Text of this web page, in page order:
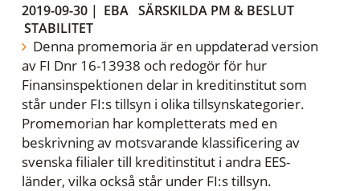
2019-09-30| EBA SÄRSKILDA PM & BESLUT
STABILITET
Denna promemoria är en uppdaterad version
av FI Dnr 16-13938 och redogör för hur
Finansinspektionen delar in kreditinstitut som
står under FI:s tillsyn i olika tillsynskategorier.
Promemorian har kompletterats med en
beskrivning av motsvarande klassificering av
svenska filialer till kreditinstitut i andra EES-
länder, vilka också står under FI:s tillsyn.